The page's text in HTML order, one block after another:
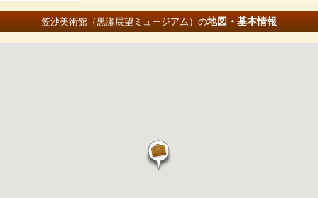
笠沙美術館（黒瀬展望ミュージアム）の地図・基本情報